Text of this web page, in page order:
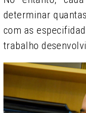
determinar
com as
trabalho